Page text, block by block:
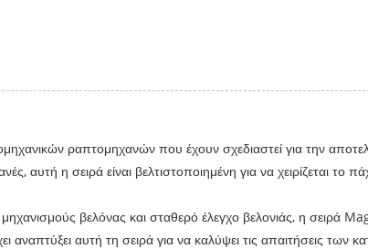
ραπτομηχανών που έχουν σχεδιαστεί για την
αυτή η σειρά είναι βελτιστοποιημένη για να χειρίζεται
βελόνας και σταθερό έλεγχο βελονιάς, η σειρά
αυτή τη σειρά για να καλύψει τις απαιτήσεις των